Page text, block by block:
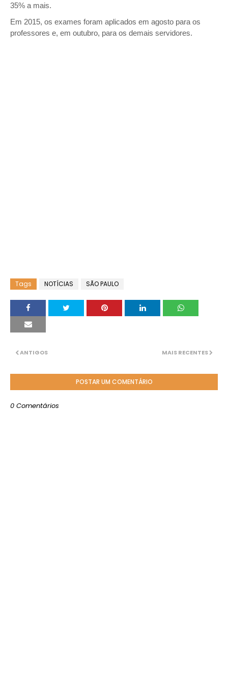
35% a mais.
Em 2015, os exames foram aplicados em agosto para os
professores e, em outubro, para os demais servidores.
Tags NOTÍCIAS SÃO PAULO
MAIS RECENTES
ANTIGOS
POSTAR UM COMENTÁRIO
0 Comentários